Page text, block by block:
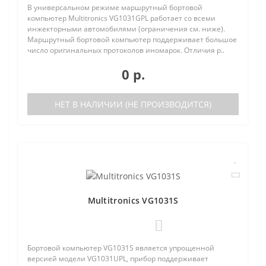
В универсальном режиме маршрутный бортовой
компьютер Multitronics VG1031GPL работает со всеми
инжекторными автомобилями (ограничения см. ниже).
Маршрутный бортовой компьютер поддерживает большое
число оригинальных протоколов иномарок. Отличия р..
0 р.
НЕТ В НАЛИЧИИ (НЕ ПРОИЗВОДИТСЯ)
Multitronics VG1031S
Бортовой компьютер VG1031S является упрощенной
версией модели VG1031UPL, прибор поддерживает